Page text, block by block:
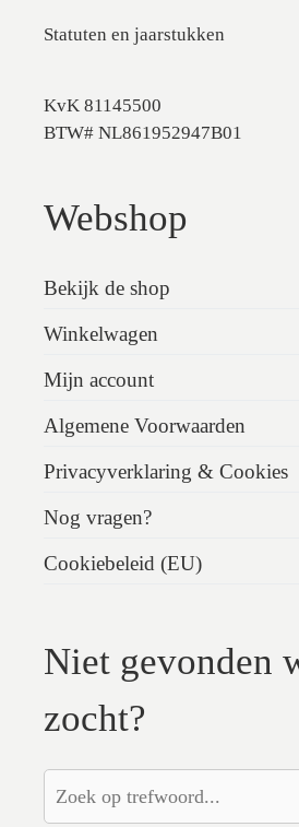
Statuten en jaarstukken
KvK 81145500
BTW# NL861952947B01
Webshop
Bekijk de shop
Winkelwagen
Mijn account
Algemene Voorwaarden
Privacyverklaring & Cookies
Nog vragen?
Cookiebeleid (EU)
Niet gevonden
zocht?